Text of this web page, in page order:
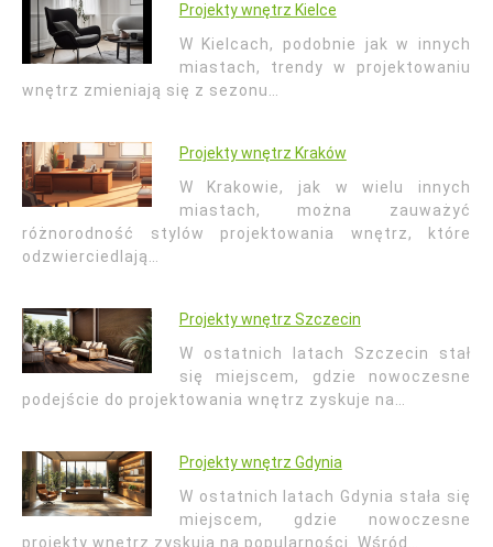
Projekty wnętrz Kielce
W Kielcach, podobnie jak w innych
miastach, trendy w projektowaniu
wnętrz zmieniają się z sezonu…
Projekty wnętrz Kraków
W Krakowie, jak w wielu innych
miastach, można zauważyć
różnorodność stylów projektowania wnętrz, które
odzwierciedlają…
Projekty wnętrz Szczecin
W ostatnich latach Szczecin stał
się miejscem, gdzie nowoczesne
podejście do projektowania wnętrz zyskuje na…
Projekty wnętrz Gdynia
W ostatnich latach Gdynia stała się
miejscem, gdzie nowoczesne
projekty wnętrz zyskują na popularności. Wśród…